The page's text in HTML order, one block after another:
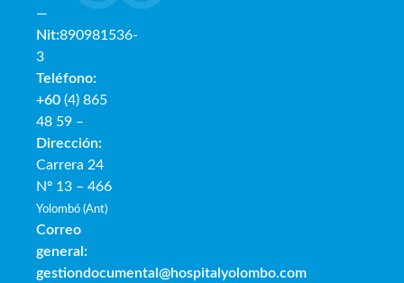
—
Nit:890981536-
3
Teléfono:
+60 (4) 865
48 59 –
Dirección:
Carrera 24
Nº 13 – 466
Yolombó (Ant)
Correo
general:
gestiondocumental@hospitalyolombo.com